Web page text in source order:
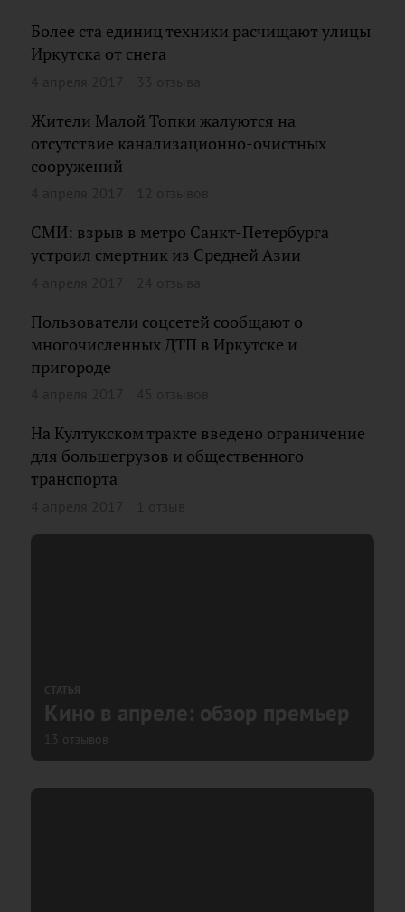
Более ста единиц техники расчищают улицы
Иркутска от снега
Жители Малой Топки жалуются на
отсутствие канализационно-очистных
сооружений
СМИ: взрыв в метро Санкт-Петербурга
устроил смертник из Средней Азии
Пользователи соцсетей сообщают о
многочисленных ДТП в Иркутске и
пригороде
На Култукском тракте введено ограничение
для большегрузов и общественного
транспорта
СТАТЬЯ
Кино в апреле: обзор премьер
13 отзывов